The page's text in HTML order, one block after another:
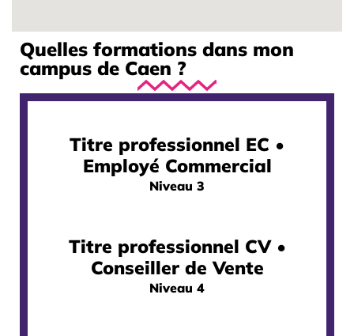
Quelles formations dans mon
campus de Caen ?
Titre professionnel EC •
Employé Commercial
Niveau 3
Titre professionnel CV •
Conseiller de Vente
Niveau 4